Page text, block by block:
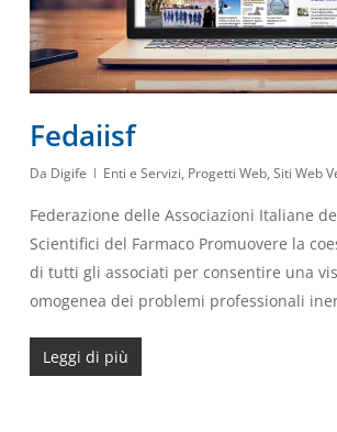
Fedaiisf
Da Digife Enti e Servizi, Progetti Web, Siti Web
Federazione delle Associazioni Italiane
Scientifici del Farmaco Promuovere la
di tutti gli associati per consentire una
omogenea dei problemi professionali
Leggi di più